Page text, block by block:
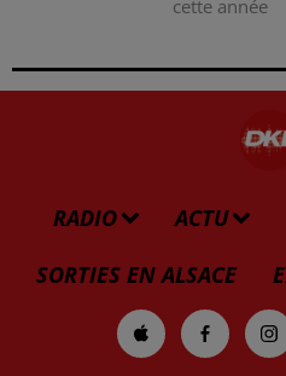
cette année
RADIO ACTU
SORTIES EN ALSACE